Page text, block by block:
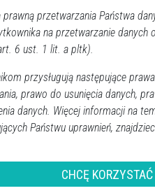
wiadomości
w Google News.
prawną przetwarzania Państwa
na przetwarzanie
6 ust. 1 lit. a pltk).
przysługują następujące
prawo do usunięcia danych,
danych. Więcej informacji na
Państwu uprawnień,
CHCĘ